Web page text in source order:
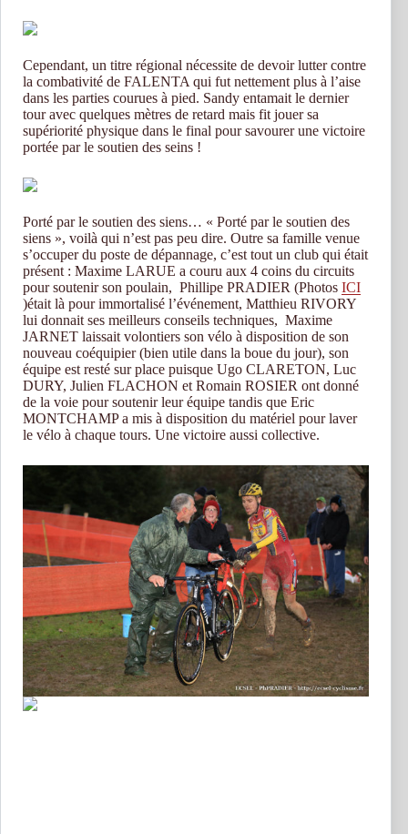
Cependant, un titre régional nécessite de devoir lutter contre
la combativité de FALENTA qui fut nettement plus à l’aise
dans les parties courues à pied. Sandy entamait le dernier
tour avec quelques mètres de retard mais fit jouer sa
supériorité physique dans le final pour savourer une victoire
portée par le soutien des seins !
Porté par le soutien des siens… « Porté par le soutien des
siens », voilà qui n’est pas peu dire. Outre sa famille venue
s’occuper du poste de dépannage, c’est tout un club qui était
présent : Maxime LARUE a couru aux 4 coins du circuits
pour soutenir son poulain, Phillipe PRADIER (Photos ICI
)était là pour immortalisé l’événement, Matthieu RIVORY
lui donnait ses meilleurs conseils techniques, Maxime
JARNET laissait volontiers son vélo à disposition de son
nouveau coéquipier (bien utile dans la boue du jour), son
équipe est resté sur place puisque Ugo CLARETON, Luc
DURY, Julien FLACHON et Romain ROSIER ont donné
de la voie pour soutenir leur équipe tandis que Eric
MONTCHAMP a mis à disposition du matériel pour laver
le vélo à chaque tours. Une victoire aussi collective.